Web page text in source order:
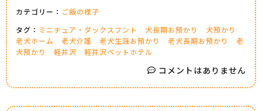
カテゴリー： ご飯の様子
タグ： ミニチュア・ダックスフント 犬長期お預かり
犬預かり
老犬ホーム
老犬介護 老犬生涯お預かり 老犬長期お預かり
老
犬預かり
軽井沢 軽井沢ペットホテル
コメントはありません